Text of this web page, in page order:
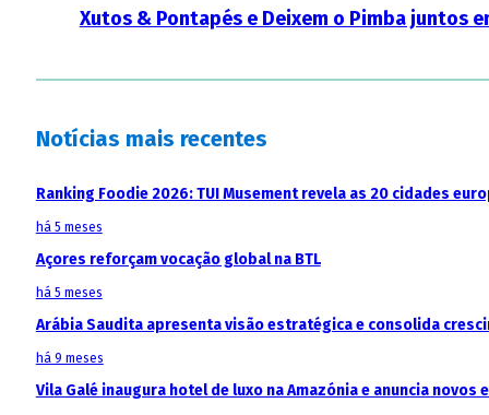
Xutos & Pontapés e Deixem o Pimba juntos
Notícias mais recentes
Ranking Foodie 2026: TUI Musement revela as 20 cidades
há 5 meses
Açores reforçam vocação global na BTL
há 5 meses
Arábia Saudita apresenta visão estratégica e consolida
há 9 meses
Vila Galé inaugura hotel de luxo na Amazónia e anuncia